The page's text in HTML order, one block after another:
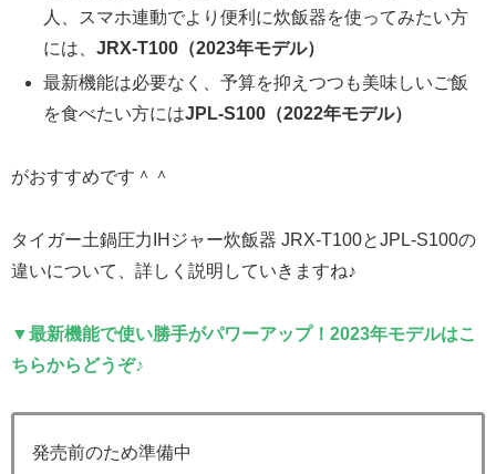
人、スマホ連動でより便利に炊飯器を使ってみたい方
には、JRX-T100（2023年モデル）
最新機能は必要なく、予算を抑えつつも美味しいご飯
を食べたい方にはJPL-S100（2022年モデル）
がおすすめです＾＾
タイガー土鍋圧力IHジャー炊飯器 JRX-T100とJPL-S100の
違いについて、詳しく説明していきますね♪
▼最新機能で使い勝手がパワーアップ！2023年モデルはこ
ちらからどうぞ♪
発売前のため準備中